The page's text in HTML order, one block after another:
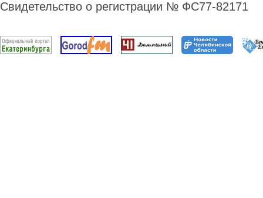
Свидетельство о регистрации № ФС77-82171